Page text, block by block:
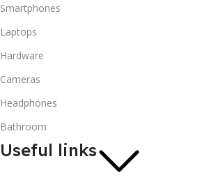
Smartphones
Laptops
Hardware
Cameras
Headphones
Bathroom
Useful links